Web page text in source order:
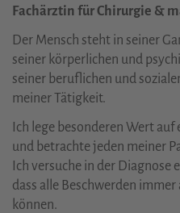
Fachärztin für Chirurgie &
Der Mensch steht in seiner
seiner körperlichen und
seiner beruflichen und
meiner Tätigkeit.
Ich lege besonderen Wert
und betrachte jeden meiner
Ich versuche in der Diagnose
dass alle Beschwerden
können.